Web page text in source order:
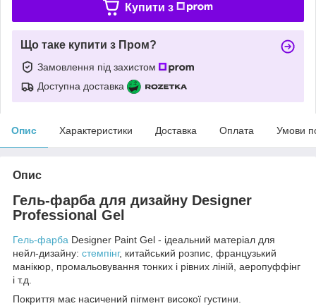
Купити з
Що таке купити з Пром?
Замовлення під захистом
Доступна доставка
Опис Характеристики Доставка Оплата Умови
Опис
Гель-фарба для дизайну Designer
Professional Gel
Гель-фарба Designer Paint Gel - ідеальний матеріал для
нейл-дизайну: стемпінг, китайський розпис, французький
манікюр, промальовування тонких і рівних ліній, аеропуффінг
і т.д.
Покриття має насичений пігмент високої густини.